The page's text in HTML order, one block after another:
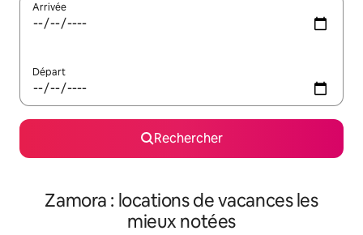
Arrivée
Départ
Rechercher
Zamora : locations de vacances les
mieux notées